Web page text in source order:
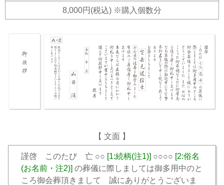
8,000円(税込) ※購入個数分
【 文面 】
謹啓 このたび 亡 ○○ [1:続柄(注1)] ○○○○ [2:俗名
(お名前・注2)]の葬儀に際しましては御多用中のと
ころ御会葬頂きまして 誠にありがとうございま